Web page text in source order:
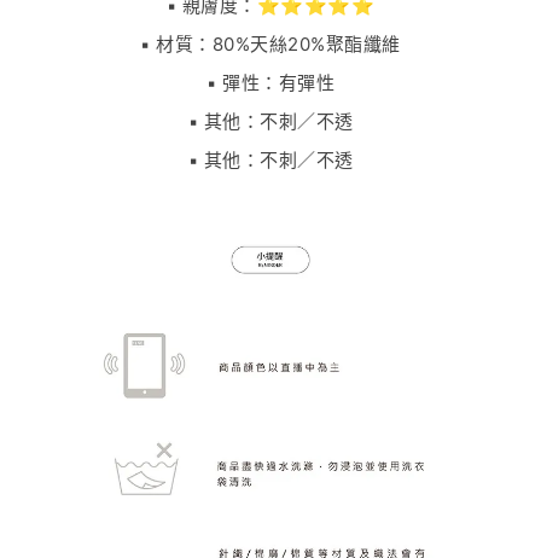
▪️ 親膚度：⭐⭐⭐⭐⭐
▪️ 材質：80%天絲20%聚酯纖維
▪️ 彈性：有彈性
▪️ 其他：不刺／不透
▪️ 其他：不刺／不透